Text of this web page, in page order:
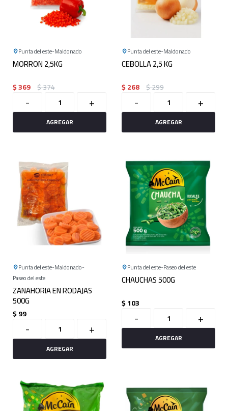
Punta del este Maldonado
MORRON 2,5KG
$369 $374
- +
Punta del este Maldonado
CEBOLLA 2,5 KG
$268 $299
- +
Punta del este Maldonado
Paseo del este
ZANAHORIA EN RODAJAS
500G
$99
- +
Punta del este Paseo del este
CHAUCHAS 500G
$103
- +